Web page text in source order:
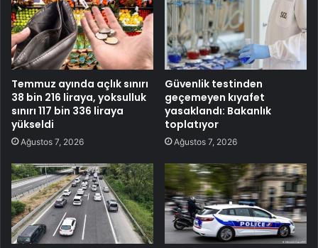
Temmuz ayında açlık sınırı
38 bin 216 liraya, yoksulluk
sınırı 117 bin 336 liraya
yükseldi
Ağustos 7, 2026
Güvenlik testinden
geçemeyen kıyafet
yasaklandı: Bakanlık
toplatıyor
Ağustos 7, 2026